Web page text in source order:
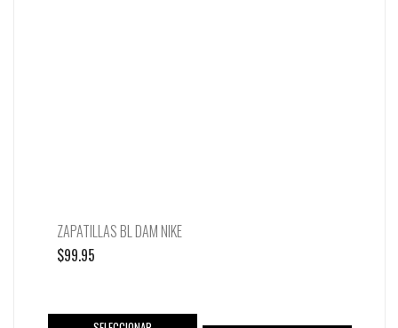
ZAPATILLAS BL DAM NIKE
$99.95